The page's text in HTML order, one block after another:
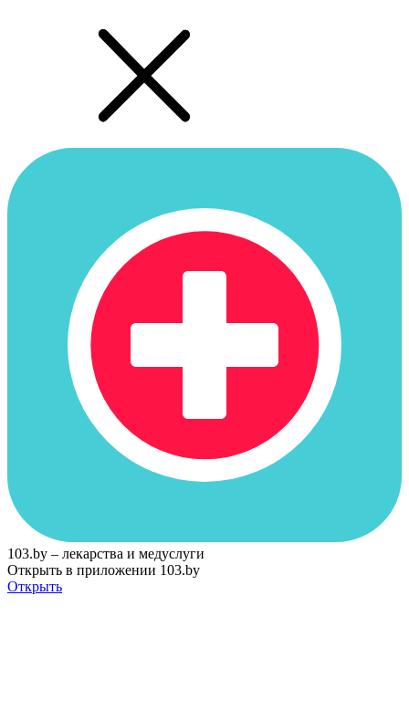
103.by – лекарства и медуслуги
Открыть в приложении 103.by
Открыть